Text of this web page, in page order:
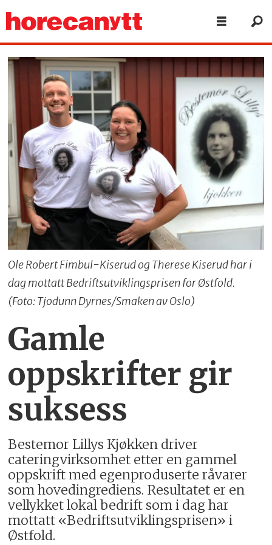
Ole Robert Fimbul-Kiserud og Therese Kiserud har i
dag mottatt Bedriftsutviklingsprisen for Østfold.
(Foto: Tjodunn Dyrnes/Smaken av Oslo)
Gamle
oppskrifter gir
suksess
Bestemor Lillys Kjøkken driver
cateringvirksomhet etter en gammel
oppskrift med egenproduserte råvarer
som hovedingrediens. Resultatet er en
vellykket lokal bedrift som i dag har
mottatt «Bedriftsutviklingsprisen» i
Østfold.